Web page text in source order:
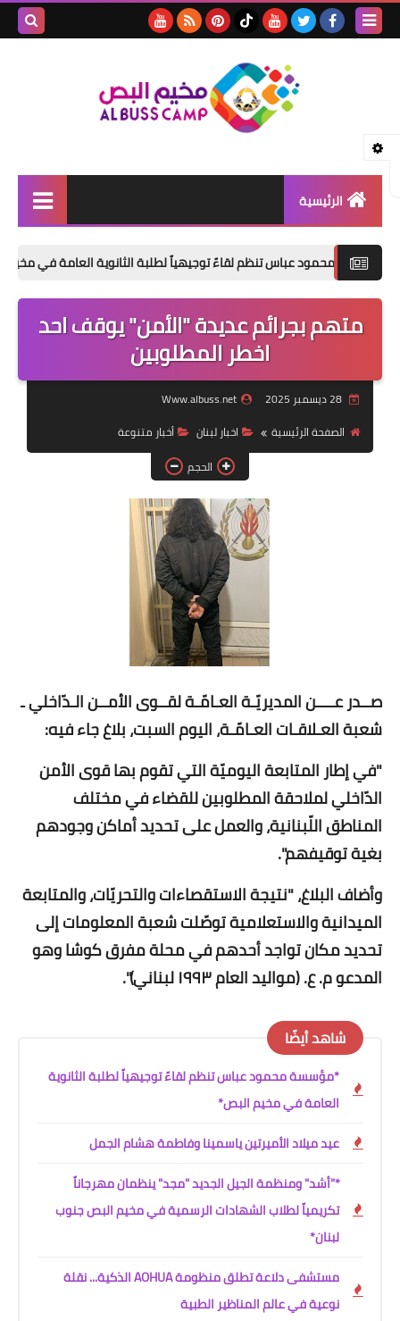
الرئيسية
تقارير
ثفافة و فنون
المناسبات الإجتماعية
لك سيدتي
عباس تنظم لقاءً توجيهياً لطلبة الثانوية العامة في مخيم البص*
متهم بجرائم عديدة "الأمن" يوقف احد
اخطر المطلوبين
28 ديسمبر 2025
Www.albuss.net
الصفحة الرئيسية
اخبار لبنان
أخبار متنوعة
الحجم
صــدر عــــن المديريّـة العـامّـة لقــوى الأمــن الـدّاخلي ـ
شعبة العـلاقـات العـامّـة، اليوم السبت، بلاغ جاء فيه:
"في إطار المتابعة اليوميّة التي تقوم بها قوى الأمن
الدّاخلي لملاحقة المطلوبين للقضاء في مختلف
المناطق اللّبنانية، والعمل على تحديد أماكن وجودهم
بغية توقيفهم".
وأضاف البلاغ، "نتيجة الاستقصاءات والتحريّات، والمتابعة
الميدانية والاستعلامية توصّلت شعبة المعلومات إلى
تحديد مكان تواجد أحدهم في محلة مفرق كوشا وهو
المدعو م. ع. (مواليد العام ١٩٩٣ لبناني)".
شاهد أيضًا
*مؤسسة محمود عباس تنظم لقاءً توجيهياً لطلبة الثانوية
العامة في مخيم البص*
عيد ميلاد الأميرتين ياسمينا وفاطمة هشام الجمل
*"أشد" ومنظمة الجيل الجديد "مجد" ينظمان مهرجاناً
تكريمياً لطلاب الشهادات الرسمية في مخيم البص جنوب
لبنان*
مستشفى دلاعة تطلق منظومة AOHUA الذكية... نقلة
نوعية في عالم المناظير الطبية